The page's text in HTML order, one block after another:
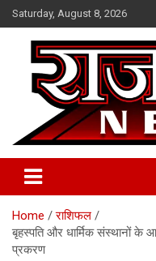
Skip
to
content
Saturday, August 8, 2026
Raj Satta
Home
राशिफल
बृहस्पति और धार्मिक संस्थानों के
प्रकरण